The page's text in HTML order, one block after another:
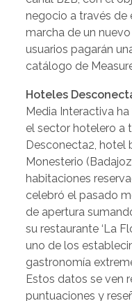
negocio a través de
marcha de un
usuarios pagarán
catálogo de
Hoteles
Media Interactiva
el sector hotelero a
Desconecta2, hotel
Monesterio
habitaciones
celebró el pasado
de apertura
su restaurante ‘La
uno de los
gastronomía
Estos datos se ven
puntuaciones y